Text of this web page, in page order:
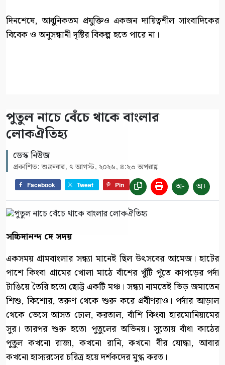
দিনশেষে, আধুনিকতম প্রযুক্তিও একজন দায়িত্বশীল সাংবাদিকের
বিবেক ও অনুসন্ধানী দৃষ্টির বিকল্প হতে পারে না।
পুতুল নাচে বেঁচে থাকে বাংলার
লোকঐতিহ্য
ডেস্ক নিউজ
প্রকাশিত: শুক্রবার, ৭ আগস্ট, ২০২৬, ৪:২৩ অপরাহ্ণ
Facebook Tweet Pin অ- অ+
সচ্চিদানন্দ দে সদয়
একসময় গ্রামবাংলার সন্ধ্যা মানেই ছিল উৎসবের আমেজ। হাটের
পাশে কিংবা গ্রামের খোলা মাঠে বাঁশের খুঁটি পুঁতে কাপড়ের পর্দা
টাঙিয়ে তৈরি হতো ছোট্ট একটি মঞ্চ। সন্ধ্যা নামতেই ভিড় জমাতেন
শিশু, কিশোর, তরুণ থেকে শুরু করে প্রবীণরাও। পর্দার আড়াল
থেকে ভেসে আসত ঢোল, করতাল, বাঁশি কিংবা হারমোনিয়ামের
সুর। তারপর শুরু হতো পুতুলের অভিনয়। সুতোয় বাঁধা কাঠের
পুতুল কখনো রাজা, কখনো রানি, কখনো বীর যোদ্ধা, আবার
কখনো হাস্যরসের চরিত্র হয়ে দর্শকদের মুগ্ধ করত।